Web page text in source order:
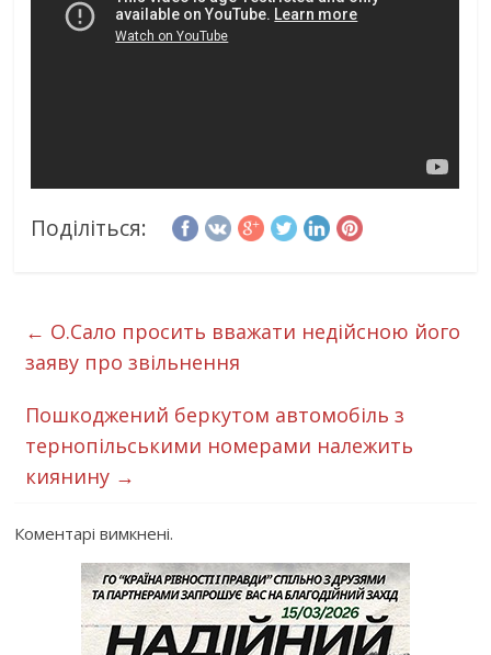
Поділіться:
← О.Сало просить вважати недійсною його
заяву про звільнення
Пошкоджений беркутом автомобіль з
тернопільськими номерами належить
киянину →
Коментарі вимкнені.